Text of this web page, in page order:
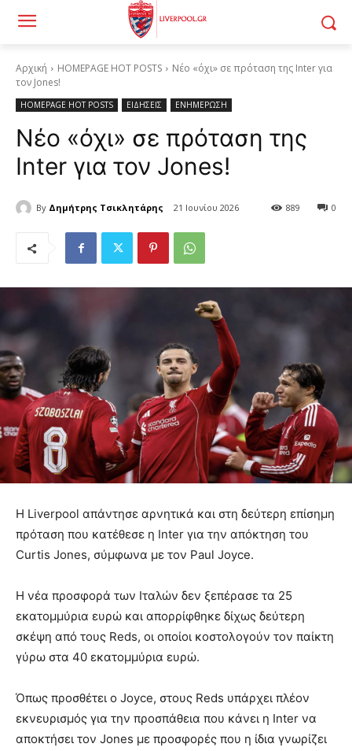
Αρχική HOMEPAGE HOT POSTS
Νέο «όχι» σε πρόταση της Inter για
τον Jones!
HOMEPAGE HOT POSTS ΕΙΔΗΣΕΙΣ ΕΝΗΜΕΡΩΣΗ
Νέο «όχι» σε πρόταση της
Inter για τον Jones!
By Δημήτρης Τσικλητάρης 21 Ιουνίου 2026 0
889
Η Liverpool απάντησε αρνητικά και στη δεύτερη επίσημη
πρόταση που κατέθεσε η Inter για την απόκτηση του
Curtis Jones, σύμφωνα με τον Paul Joyce.
Η νέα προσφορά των Ιταλών δεν ξεπέρασε τα 25
εκατομμύρια ευρώ και απορρίφθηκε δίχως δεύτερη
σκέψη από τους Reds, οι οποίοι κοστολογούν τον παίκτη
γύρω στα 40 εκατομμύρια ευρώ.
Όπως προσθέτει ο Joyce, στους Reds υπάρχει πλέον
εκνευρισμός για την προσπάθεια που κάνει η Inter να
αποκτήσει τον Jones με προσφορές που η ίδια γνωρίζει